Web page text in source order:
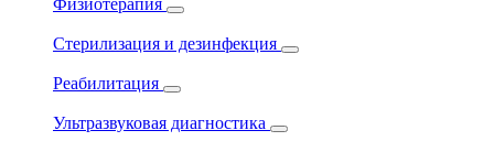
Физиотерапия
Стерилизация и дезинфекция
Реабилитация
Ультразвуковая диагностика